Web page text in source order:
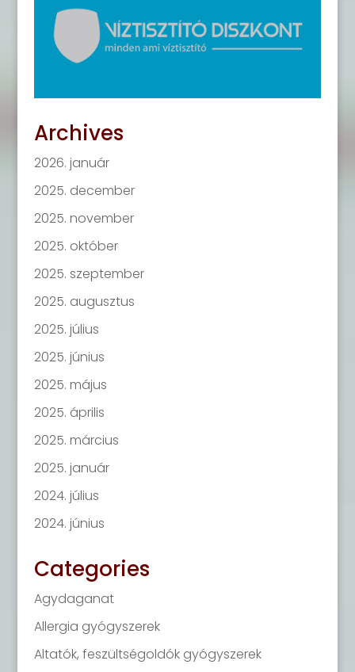
Archives
2026. január
2025. december
2025. november
2025. október
2025. szeptember
2025. augusztus
2025. július
2025. június
2025. május
2025. április
2025. március
2025. január
2024. július
2024. június
Categories
Agydaganat
Allergia gyógyszerek
Altatók, feszültségoldók gyógyszerek